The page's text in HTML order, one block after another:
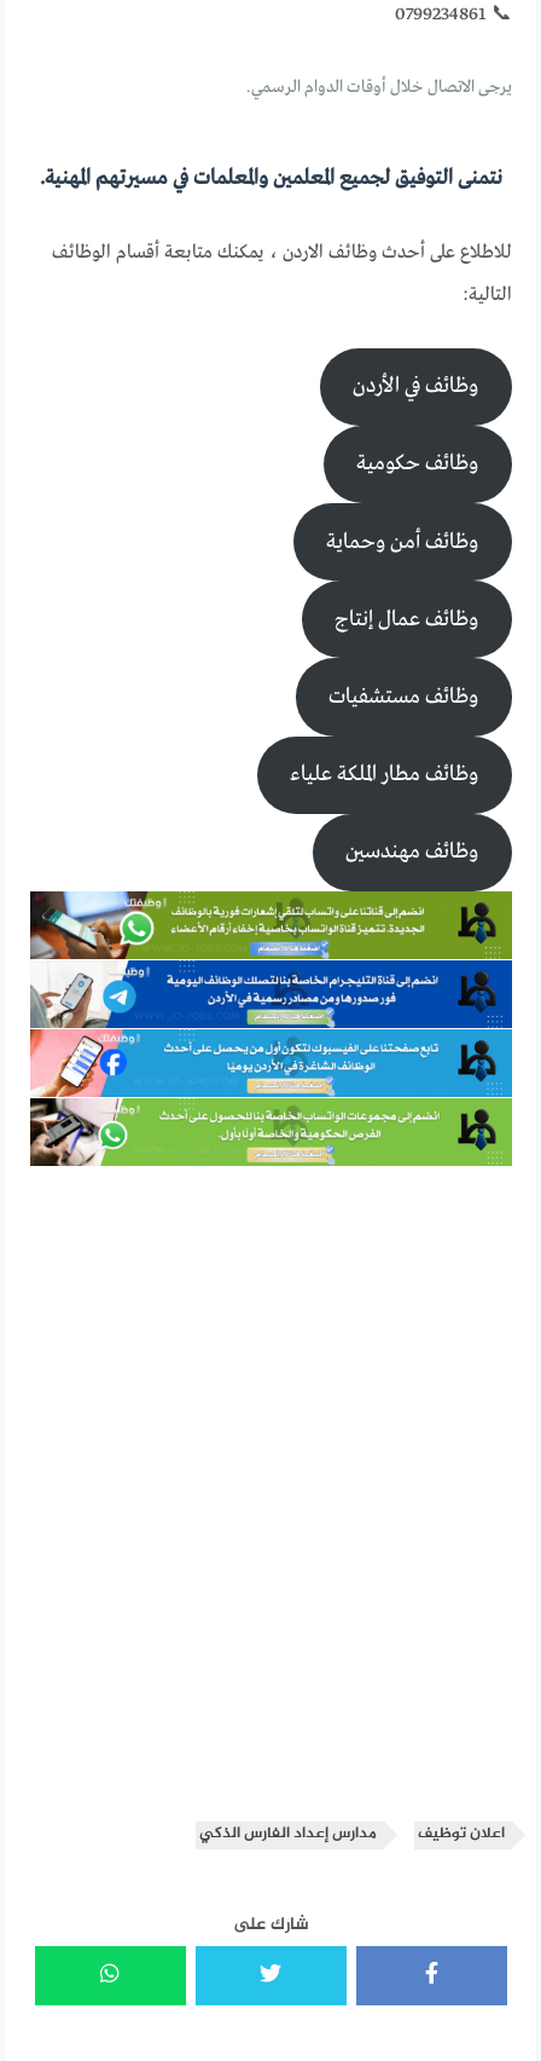
📞 0799234861
يرجى الاتصال خلال أوقات الدوام الرسمي.
نتمنى التوفيق لجميع المعلمين والمعلمات في مسيرتهم المهنية.
للاطلاع على أحدث وظائف الاردن ، يمكنك متابعة أقسام الوظائف
التالية:
وظائف في الأردن
وظائف حكومية
وظائف أمن وحماية
وظائف عمال إنتاج
وظائف مستشفيات
وظائف مطار الملكة علياء
وظائف مهندسين
اعلان توظيف مدارس إعداد الفارس الذكي
شارك على